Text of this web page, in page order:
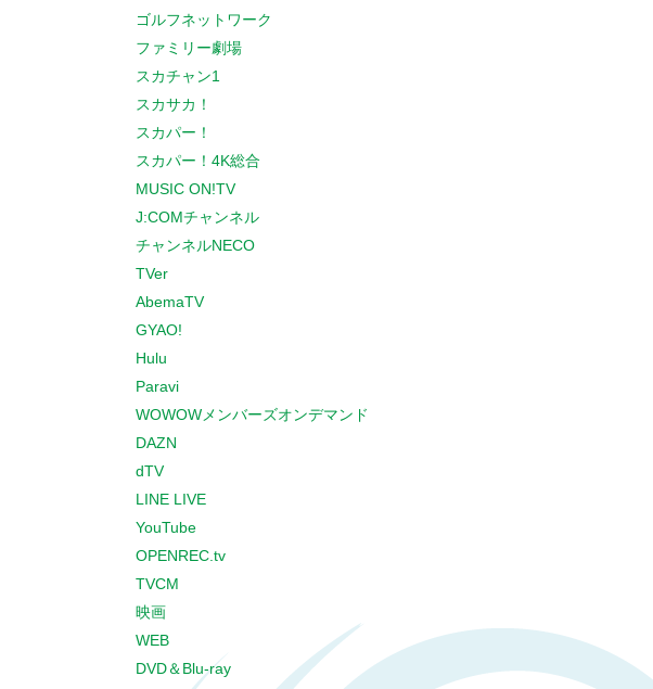
ゴルフネットワーク
ファミリー劇場
スカチャン1
スカサカ！
スカパー！
スカパー！4K総合
MUSIC ON!TV
J:COMチャンネル
チャンネルNECO
TVer
AbemaTV
GYAO!
Hulu
Paravi
WOWOWメンバーズオンデマンド
DAZN
dTV
LINE LIVE
YouTube
OPENREC.tv
TVCM
映画
WEB
DVD＆Blu-ray